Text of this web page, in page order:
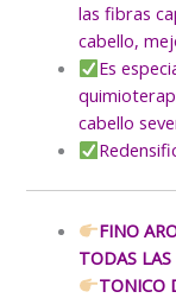
las fibras
cabello,
Es
cabello
FINO
TODAS
TONICO